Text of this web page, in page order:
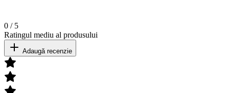
0 / 5
Ratingul mediu al produsului
Adaugă recenzie